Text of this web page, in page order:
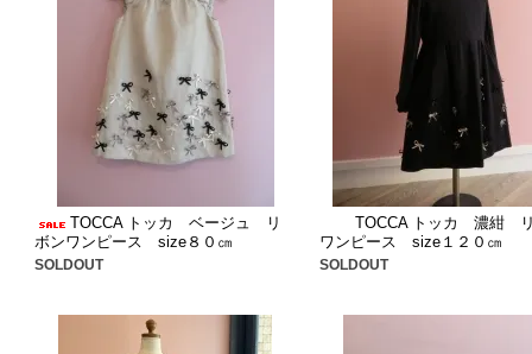
TOCCA トッカ ベージュ リ
ボンワンピース size８０㎝
SOLDOUT
TOCCA トッカ 濃紺
ワンピース size１２０㎝
SOLDOUT